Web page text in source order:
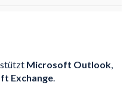
Microsoft Outlook
Exchange